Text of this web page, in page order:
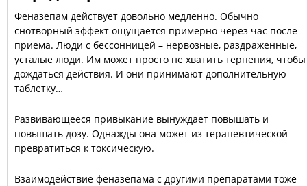
Феназепам действует довольно медленно. Обычно
снотворный эффект ощущается примерно через час после
приема. Люди с бессонницей – нервозные, раздраженные,
усталые люди. Им может просто не хватить терпения, чтобы
дождаться действия. И они принимают дополнительную
таблетку…
Развивающееся привыкание вынуждает повышать и
повышать дозу. Однажды она может из терапевтической
превратиться к токсическую.
Взаимодействие феназепама с другими препаратами тоже